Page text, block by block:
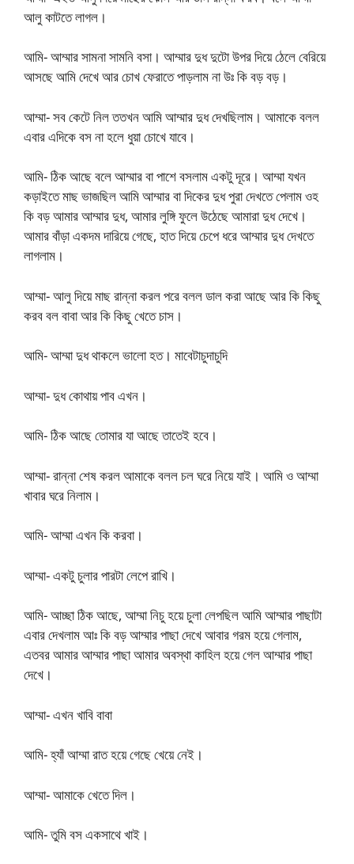
আলু কাটতে লাগল।
আমি- আম্মার সামনা সামনি বসা। আম্মার দুধ দুটো উপর দিয়ে ঠেলে বেরিয়ে
আসছে আমি দেখে আর চোখ ফেরাতে পাড়লাম না উঃ কি বড় বড়।
আম্মা- সব কেটে নিল ততখন আমি আম্মার দুধ দেখছিলাম। আমাকে বলল
এবার এদিকে বস না হলে ধুয়া চোখে যাবে।
আমি- ঠিক আছে বলে আম্মার বা পাশে বসলাম একটু দূরে। আম্মা যখন
কড়াইতে মাছ ভাজছিল আমি আম্মার বা দিকের দুধ পুরা দেখতে পেলাম ওহ
কি বড় আমার আম্মার দুধ, আমার লুঙ্গি ফুলে উঠেছে আমারা দুধ দেখে।
আমার বাঁড়া একদম দারিয়ে গেছে, হাত দিয়ে চেপে ধরে আম্মার দুধ দেখতে
লাগলাম।
আম্মা- আলু দিয়ে মাছ রান্না করল পরে বলল ডাল করা আছে আর কি কিছু
করব বল বাবা আর কি কিছু খেতে চাস।
আমি- আম্মা দুধ থাকলে ভালো হত। মাবেটাচুদাচুদি
আম্মা- দুধ কোথায় পাব এখন।
আমি- ঠিক আছে তোমার যা আছে তাতেই হবে।
আম্মা- রান্না শেষ করল আমাকে বলল চল ঘরে নিয়ে যাই। আমি ও আম্মা
খাবার ঘরে নিলাম।
আমি- আম্মা এখন কি করবা।
আম্মা- একটু চুলার পারটা লেপে রাখি।
আমি- আচ্ছা ঠিক আছে, আম্মা নিচু হয়ে চুলা লেপছিল আমি আম্মার পাছাটা
এবার দেখলাম আঃ কি বড় আম্মার পাছা দেখে আবার গরম হয়ে গেলাম,
এতবর আমার আম্মার পাছা আমার অবস্থা কাহিল হয়ে গেল আম্মার পাছা
দেখে।
আম্মা- এখন খাবি বাবা
আমি- হ্যাঁ আম্মা রাত হয়ে গেছে খেয়ে নেই।
আম্মা- আমাকে খেতে দিল।
আমি- তুমি বস একসাথে খাই।